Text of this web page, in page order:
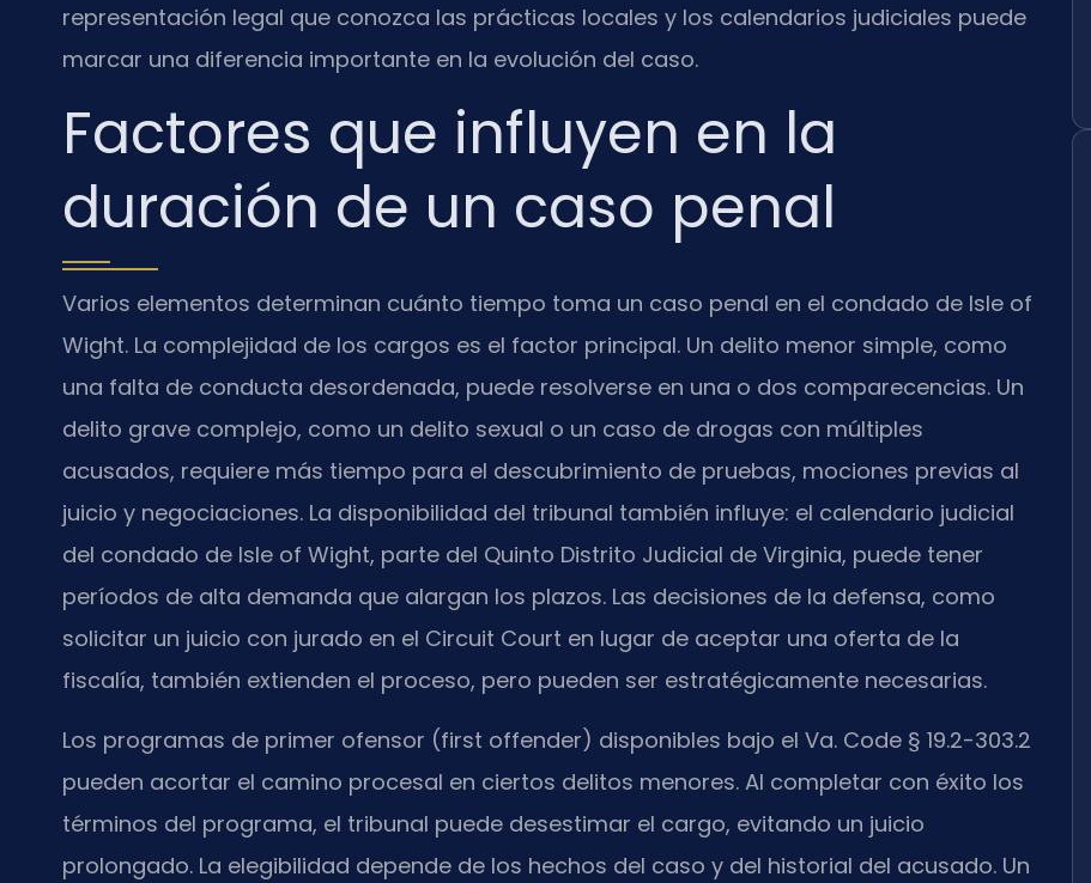
representación legal que conozca las prácticas locales y los calendarios judiciales puede
marcar una diferencia importante en la evolución del caso.
Factores que influyen en la
duración de un caso penal
Varios elementos determinan cuánto tiempo toma un caso penal en el condado de Isle of
Wight. La complejidad de los cargos es el factor principal. Un delito menor simple, como
una falta de conducta desordenada, puede resolverse en una o dos comparecencias. Un
delito grave complejo, como un delito sexual o un caso de drogas con múltiples
acusados, requiere más tiempo para el descubrimiento de pruebas, mociones previas al
juicio y negociaciones. La disponibilidad del tribunal también influye: el calendario judicial
del condado de Isle of Wight, parte del Quinto Distrito Judicial de Virginia, puede tener
períodos de alta demanda que alargan los plazos. Las decisiones de la defensa, como
solicitar un juicio con jurado en el Circuit Court en lugar de aceptar una oferta de la
fiscalía, también extienden el proceso, pero pueden ser estratégicamente necesarias.
Los programas de primer ofensor (first offender) disponibles bajo el Va. Code § 19.2-303.2
pueden acortar el camino procesal en ciertos delitos menores. Al completar con éxito los
términos del programa, el tribunal puede desestimar el cargo, evitando un juicio
prolongado. La elegibilidad depende de los hechos del caso y del historial del acusado. Un